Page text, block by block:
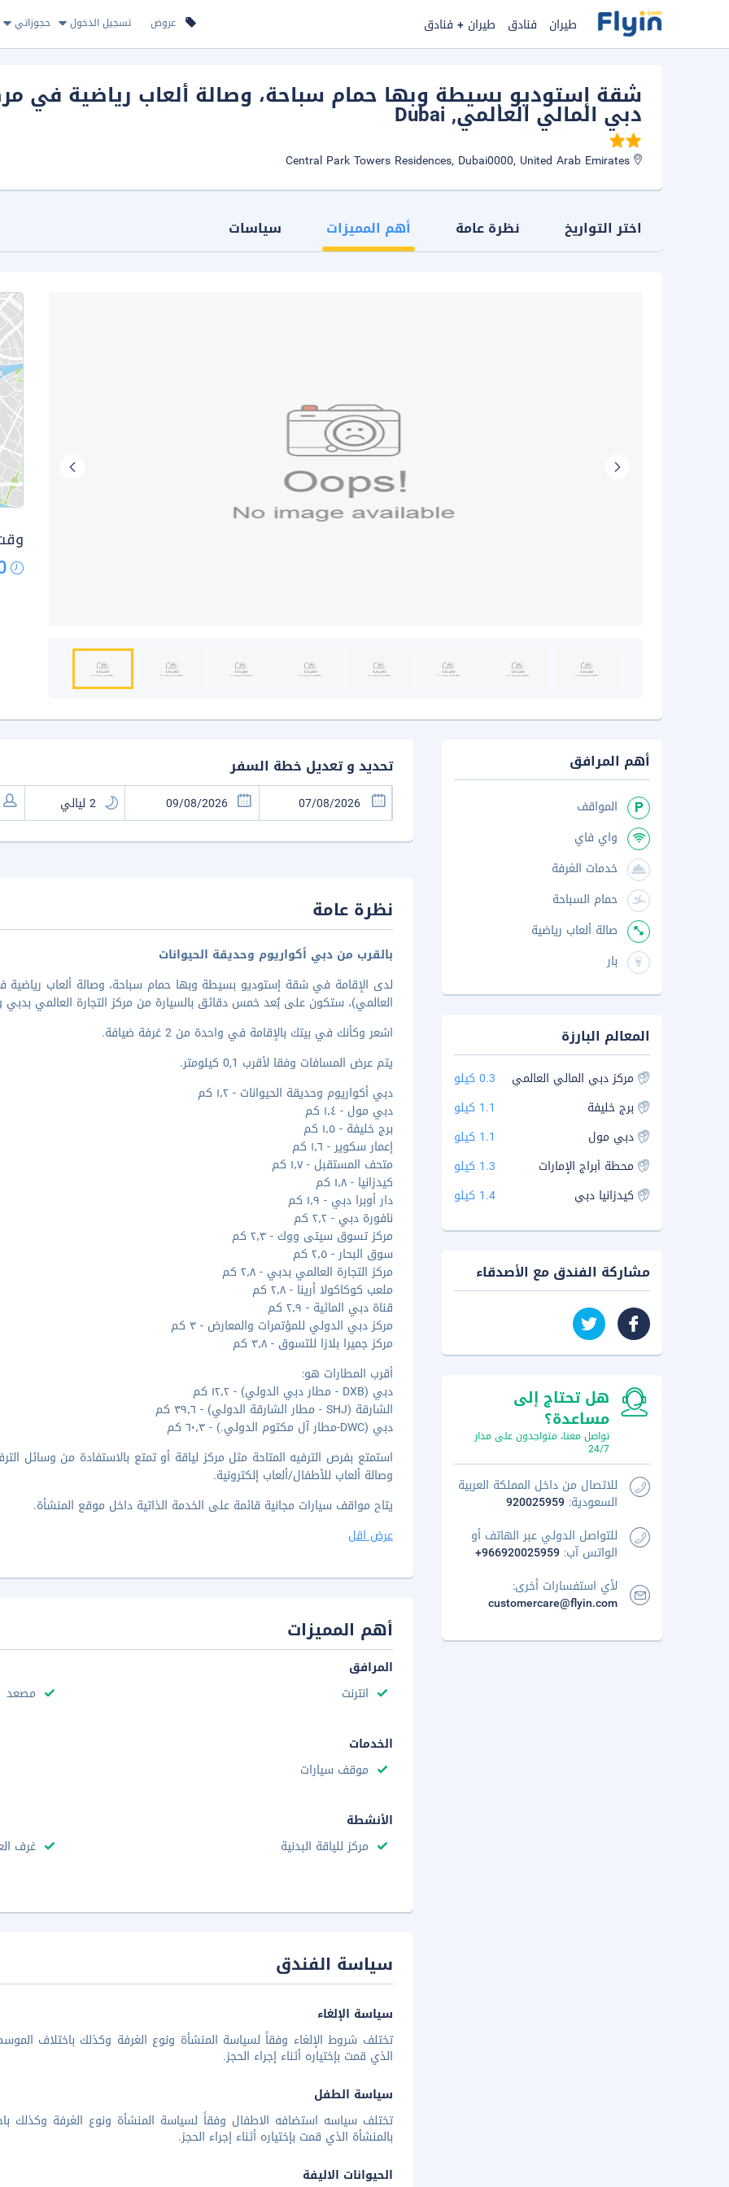
عروض تسجيل الدخول حجوزاتي طيران فنادق طيران + فنادق
شقة إستوديو بسيطة وبها حمام سباحة، وصالة ألعاب رياضية في
دبي المالي العالمي, Dubai
اختر التواريخ نظرة عامة أهم المميزات سياسات
تحديد و تعديل خطة السفر
نظرة عامة
بالقرب من دبي أكواريوم وحديقة الحيوانات
لدى الإقامة في شقة إستوديو بسيطة وبها حمام سباحة، وصالة ألعاب
العالمي)، ستكون على بُعد خمس دقائق بالسيارة من مركز التجارة العالمي بدبي
اشعر وكأنك في بيتك بالإقامة في واحدة من 2 غرفة ضيافة.
يتم عرض المسافات وفقا لأقرب 0,1 كيلومتر.
دبي أكواريوم وحديقة الحيوانات - ١٫٢ كم
دبي مول - ١٫٤ كم
برج خليفة - ١٫٥ كم
إعمار سكوير - ١٫٦ كم
متحف المستقبل - ١٫٧ كم
كيدزانيا - ١٫٨ كم
دار أوبرا دبي - ١٫٩ كم
نافورة دبي - ٢٫٢ كم
مركز تسوق سيتى ووك - ٢٫٣ كم
سوق البحار - ٢٫٥ كم
مركز التجارة العالمي بدبي - ٢٫٨ كم
ملعب كوكاكولا أرينا - ٢٫٨ كم
قناة دبي المائية - ٢٫٩ كم
مركز دبي الدولي للمؤتمرات والمعارض - ٣ كم
مركز جميرا بلازا للتسوق - ٣٫٨ كم
أقرب المطارات هو:
دبي (DXB - مطار دبي الدولي) - ١٢٫٢ كم
الشارقة (SHJ - مطار الشارقة الدولي) - ٣٩٫٦ كم
دبي (DWC-مطار آل مكتوم الدولي.) - ٦٠٫٣ كم
استمتع بفرص الترفيه المتاحة مثل مركز لياقة أو تمتع بالاستفادة من وسائل
وصالة ألعاب للأطفال/ألعاب إلكترونية.
يتاح مواقف سيارات مجانية قائمة على الخدمة الذاتية داخل موقع المنشأة.
عرض اقل
أهم المميزات
المرافق
انترنت
مصعد
الخدمات
موقف سيارات
الأنشطة
مركز للياقة البدنية
غرف
سياسة الفندق
سياسة الإلغاء
تختلف شروط الإلغاء وفقاً لسياسة المنشأة ونوع الغرفة وكذلك باختلاف
الذي قمت بإختياره أثناء إجراء الحجز.
سياسة الطفل
تختلف سياسه استضافه الاطفال وفقاً لسياسة المنشأة ونوع الغرفة وكذلك
بالمنشأة الذي قمت بإختياره أثناء إجراء الحجز.
الحيوانات الاليفة
أهم المرافق
المواقف
واي فاي
خدمات الغرفة
حمام السباحة
صالة ألعاب رياضية
بار
المعالم البارزة
مركز دبي المالي العالمي
0.3 كيلو
برج خليفة
1.1 كيلو
دبي مول
1.1 كيلو
محطة أبراج الإمارات
1.3 كيلو
كيدزانيا دبي
1.4 كيلو
مشاركة الفندق مع الأصدقاء
هل تحتاج إلى
مساعدة؟
تواصل معنا، متواجدون على مدار
24/7
للاتصال من داخل المملكة العربية
السعودية: 920025959
للتواصل الدولي عبر الهاتف أو
الواتس آب: +966920025959
لأي استفسارات أخرى:
customercare@flyin.com